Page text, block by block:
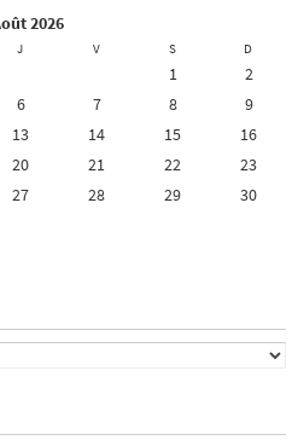
août 2026
J V S D
1
2
6 7 8
9
13 14 15
16
20 21 22
23
27 28 29
30